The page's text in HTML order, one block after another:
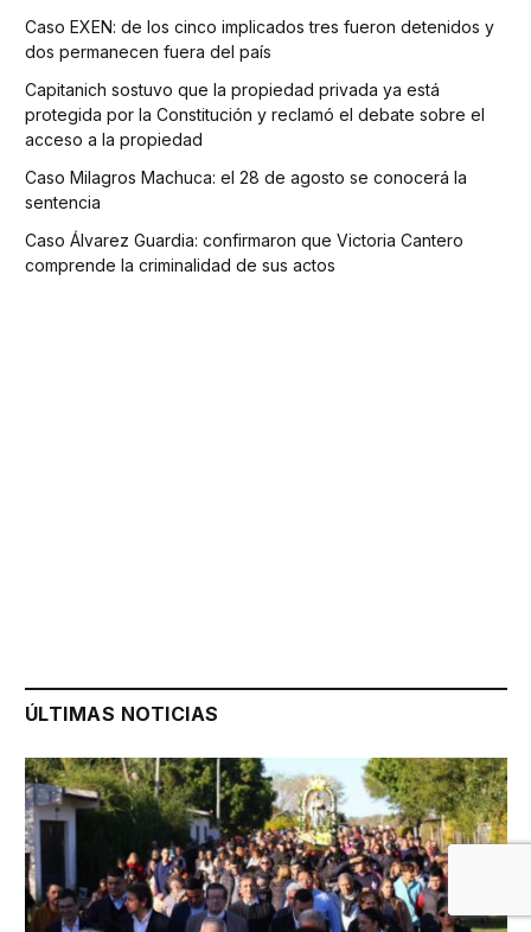
Caso EXEN: de los cinco implicados tres fueron detenidos y
dos permanecen fuera del país
Capitanich sostuvo que la propiedad privada ya está
protegida por la Constitución y reclamó el debate sobre el
acceso a la propiedad
Caso Milagros Machuca: el 28 de agosto se conocerá la
sentencia
Caso Álvarez Guardia: confirmaron que Victoria Cantero
comprende la criminalidad de sus actos
ÚLTIMAS NOTICIAS